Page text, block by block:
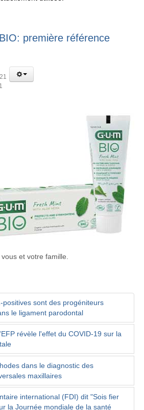
première référence
et votre famille.
positives sont des progéniteurs
le ligament parodontal
révèle l'effet du COVID-19 sur la
dans le diagnostic des
maxillaires
international (FDI) dit "Sois fier
la Journée mondiale de la santé